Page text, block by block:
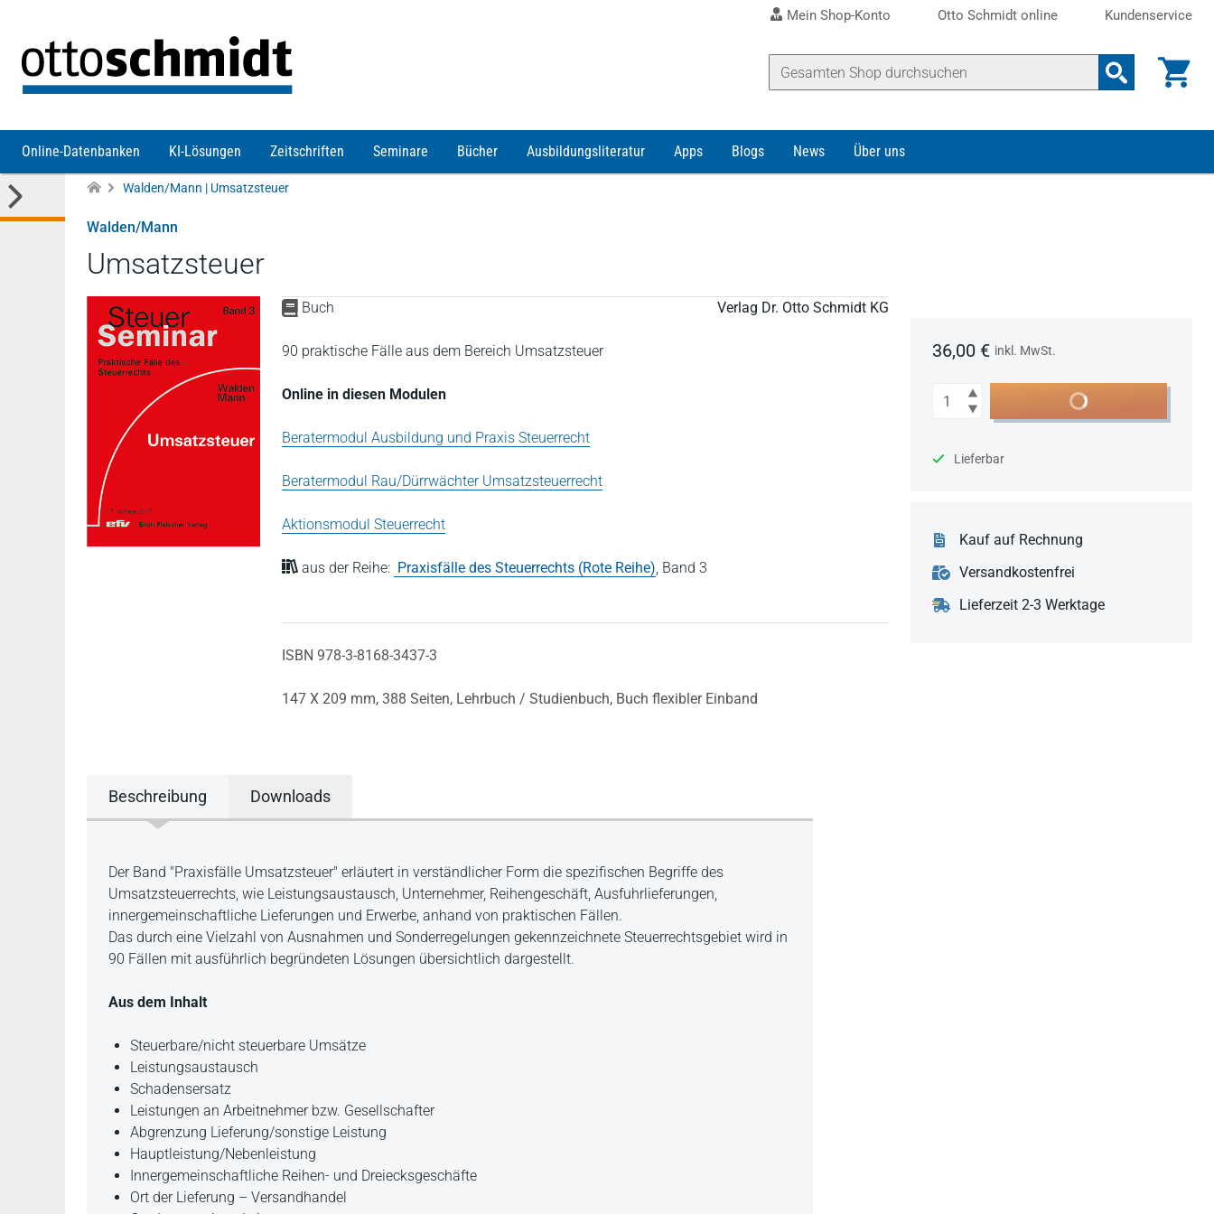
Mein Shop-Konto Otto Schmidt online Kundenservice
Online-Datenbanken KI-Lösungen Zeitschriften Seminare Bücher Ausbildungsliteratur Apps Blogs News Über uns
Walden/Mann | Umsatzsteuer
Walden/Mann
Umsatzsteuer
Buch Verlag Dr. Otto Schmidt KG
90 praktische Fälle aus dem Bereich Umsatzsteuer
Online in diesen Modulen
Beratermodul Ausbildung und Praxis Steuerrecht
Beratermodul Rau/Dürrwächter Umsatzsteuerrecht
Aktionsmodul Steuerrecht
aus der Reihe: Praxisfälle des Steuerrechts (Rote Reihe), Band 3
ISBN 978-3-8168-3437-3
147 X 209 mm, 388 Seiten, Lehrbuch / Studienbuch, Buch flexibler Einband
36,00 € inkl. MwSt.
Anzahl In den Warenkorb
Lieferbar
Kauf auf Rechnung
Versandkostenfrei
Lieferzeit 2-3 Werktage
Beschreibung Downloads
Beschreibung
Der Band "Praxisfälle Umsatzsteuer" erläutert in verständlicher Form die spezifischen Begriffe des
Umsatzsteuerrechts, wie Leistungsaustausch, Unternehmer, Reihengeschäft, Ausfuhrlieferungen,
innergemeinschaftliche Lieferungen und Erwerbe, anhand von praktischen Fällen.
Das durch eine Vielzahl von Ausnahmen und Sonderregelungen gekennzeichnete Steuerrechtsgebiet wird in
90 Fällen mit ausführlich begründeten Lösungen übersichtlich dargestellt.
Aus dem Inhalt
Steuerbare/nicht steuerbare Umsätze
Leistungsaustausch
Schadensersatz
Leistungen an Arbeitnehmer bzw. Gesellschafter
Abgrenzung Lieferung/sonstige Leistung
Hauptleistung/Nebenleistung
Innergemeinschaftliche Reihen- und Dreiecksgeschäfte
Ort der Lieferung – Versandhandel